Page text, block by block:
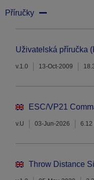
Příručky
Uživatelská příručka
v.1.0 13-Oct-2009
ESC/VP21
v.U 03-Jun-2026 6.12
Throw Distance